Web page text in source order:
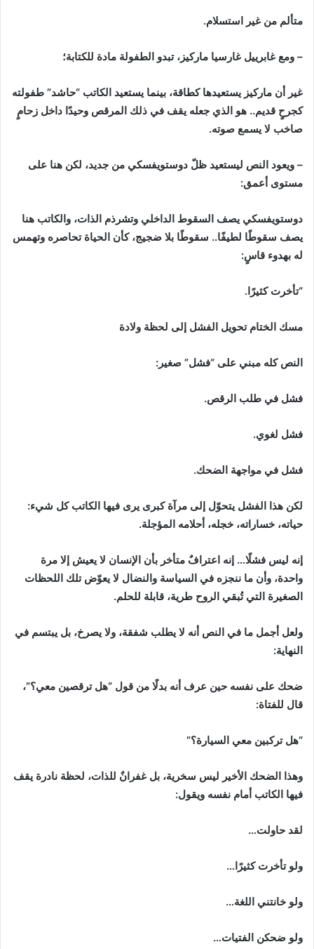
متألم من غير استسلام.
– ومع غابرييل غارسيا ماركيز، تبدو الطفولة مادة للكتابة؛
غير أن ماركيز يستعيدها كطاقة، بينما يستعيد الكاتب “حاشد” طفولته
كجرحٍ قديم.. هو الذي جعله يقف في ذلك المرقص وحيدًا داخل زحامٍ
صاخب لا يسمع صوته.
– ويعود النص ليستعيد ظلّ دوستويفسكي من جديد، لكن هنا على
مستوى أعمق:
دوستويفسكي يصف السقوط الداخلي وتشرذم الذات، والكاتب هنا
يصف سقوطًا لطيفًا.. سقوطًا بلا ضجيج، كأن الحياة تحاصره وتهمس
له بهدوء قاسٍ:
“تأخرت كثيرًا.
مسك الختام تحويل الفشل إلى لحظة ولادة
النص كله مبني على “فشل” صغير:
فشل في طلب الرقص.
فشل لغوي.
فشل في مواجهة الضحك.
لكن هذا الفشل يتحوّل إلى مرآة كبرى يرى فيها الكاتب كل شيء:
حياته، خساراته، خجله، أحلامه المؤجلة.
إنه ليس فشلًا… إنه اعترافٌ متأخر بأن الإنسان لا يعيش إلا مرة
واحدة، وأن ما ننجزه في السياسة والنضال لا يعوّض تلك اللحظات
الصغيرة التي تُبقي الروح طرية، قابلة للحلم.
ولعل أجمل ما في النص أنه لا يطلب شفقة، ولا يصرخ، بل يبتسم في
النهاية:
ضحك على نفسه حين عرف أنه بدلًا من قول “هل ترقصين معي؟”،
قال للفتاة:
“هل تركبين معي السيارة؟”
وهذا الضحك الأخير ليس سخرية، بل غفرانٌ للذات، لحظة نادرة يقف
فيها الكاتب أمام نفسه ويقول:
لقد حاولت…
ولو تأخرت كثيرًا…
ولو خانتني اللغة…
ولو ضحكن الفتيات…